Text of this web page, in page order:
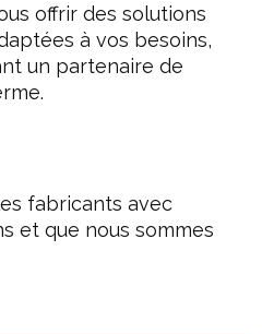
offrir des solutions
à vos besoins,
un partenaire de
fabricants avec
et que nous sommes